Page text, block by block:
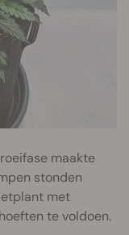
maakte
stonden
met
te voldoen.